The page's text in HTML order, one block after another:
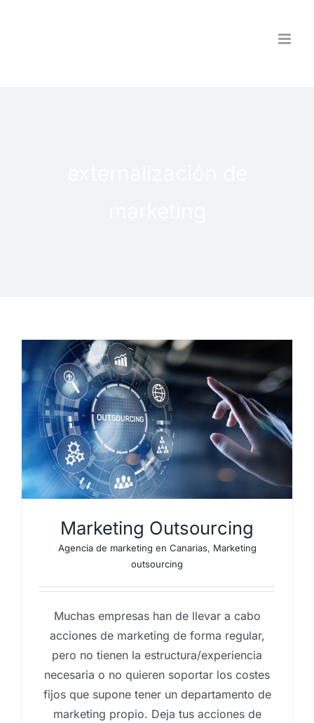
Marketing Outsourcing
Agencia de marketing en Canarias, Marketing
outsourcing
Muchas empresas han de llevar a cabo
acciones de marketing de forma regular,
pero no tienen la estructura/experiencia
necesaria o no quieren soportar los costes
fijos que supone tener un departamento de
marketing propio. Deja tus acciones de